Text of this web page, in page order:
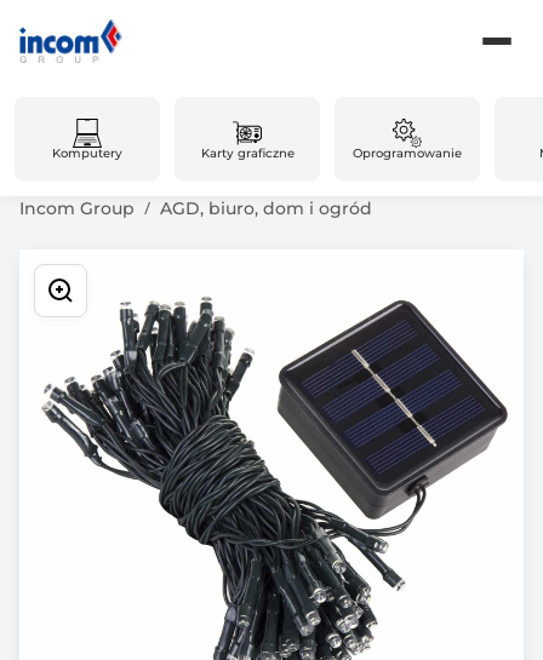
Komputery Karty graficzne Oprogramowanie
Incom Group AGD, biuro, dom i ogród